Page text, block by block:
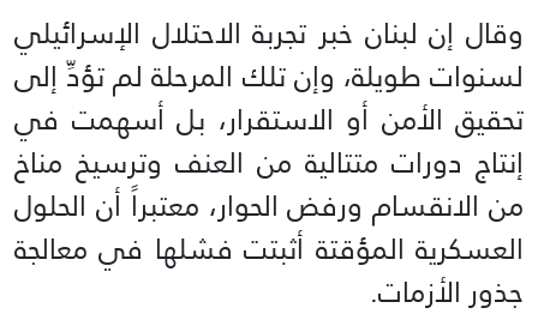
وقال إن لبنان خبر تجربة الاحتلال الإسرائيلي
لسنوات طويلة، وإن تلك المرحلة لم تؤدِّ إلى
تحقيق الأمن أو الاستقرار، بل أسهمت في
إنتاج دورات متتالية من العنف وترسيخ مناخ
من الانقسام ورفض الحوار، معتبراً أن الحلول
العسكرية المؤقتة أثبتت فشلها في معالجة
جذور الأزمات.